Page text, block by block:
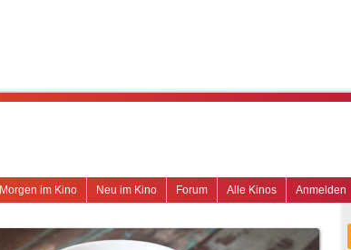
Anmelden
Alle Kinos
Forum
Neu im Kino
Morgen im Kino